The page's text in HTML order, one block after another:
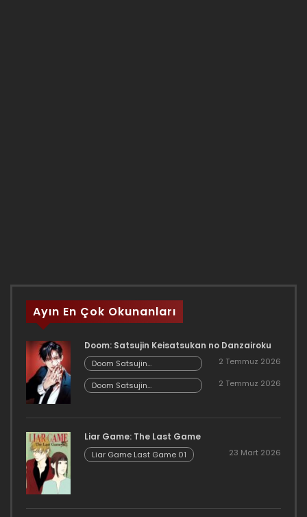
Ayın En Çok Okunanları
Doom: Satsujin Keisatsukan no Danzairoku
Doom Satsujin
Keisatsukan no
Danzairoku 06.02
2 Temmuz 2026
Doom Satsujin
Keisatsukan no
2 Temmuz 2026
Liar Game: The Last Game
Liar Game Last Game 01 23 Mart 2026